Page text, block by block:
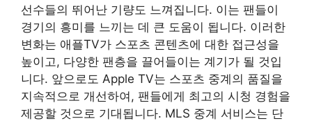
선수들의 뛰어난 기량도 느껴집니다. 이는 팬들이
경기의 흥미를 느끼는 데 큰 도움이 됩니다. 이러한
변화는 애플TV가 스포츠 콘텐츠에 대한 접근성을
높이고, 다양한 팬층을 끌어들이는 계기가 될 것입
니다. 앞으로도 Apple TV는 스포츠 중계의 품질을
지속적으로 개선하여, 팬들에게 최고의 시청 경험을
제공할 것으로 기대됩니다. MLS 중계 서비스는 단